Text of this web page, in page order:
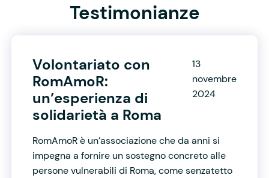
Testimonianze
Volontariato con
RomAmoR:
un’esperienza di
solidarietà a Roma
13
novembre
2024
RomAmoR è un’associazione che da anni si
impegna a fornire un sostegno concreto alle
persone vulnerabili di Roma, come senzatetto